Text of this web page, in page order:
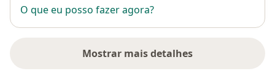
O que eu posso fazer agora?
Mostrar mais detalhes
sobre o endereço